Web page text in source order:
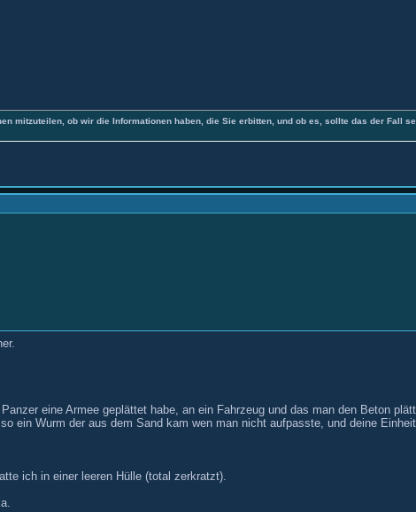
mitzuteilen, ob wir die Informationen haben, die Sie erbitten, und ob es, sollte das der Fall
eine Armee geplättet habe, an ein Fahrzeug und das man den Beton
ein Wurm der aus dem Sand kam wen man nicht aufpasste, und deine
ich in einer leeren Hülle (total zerkratzt).